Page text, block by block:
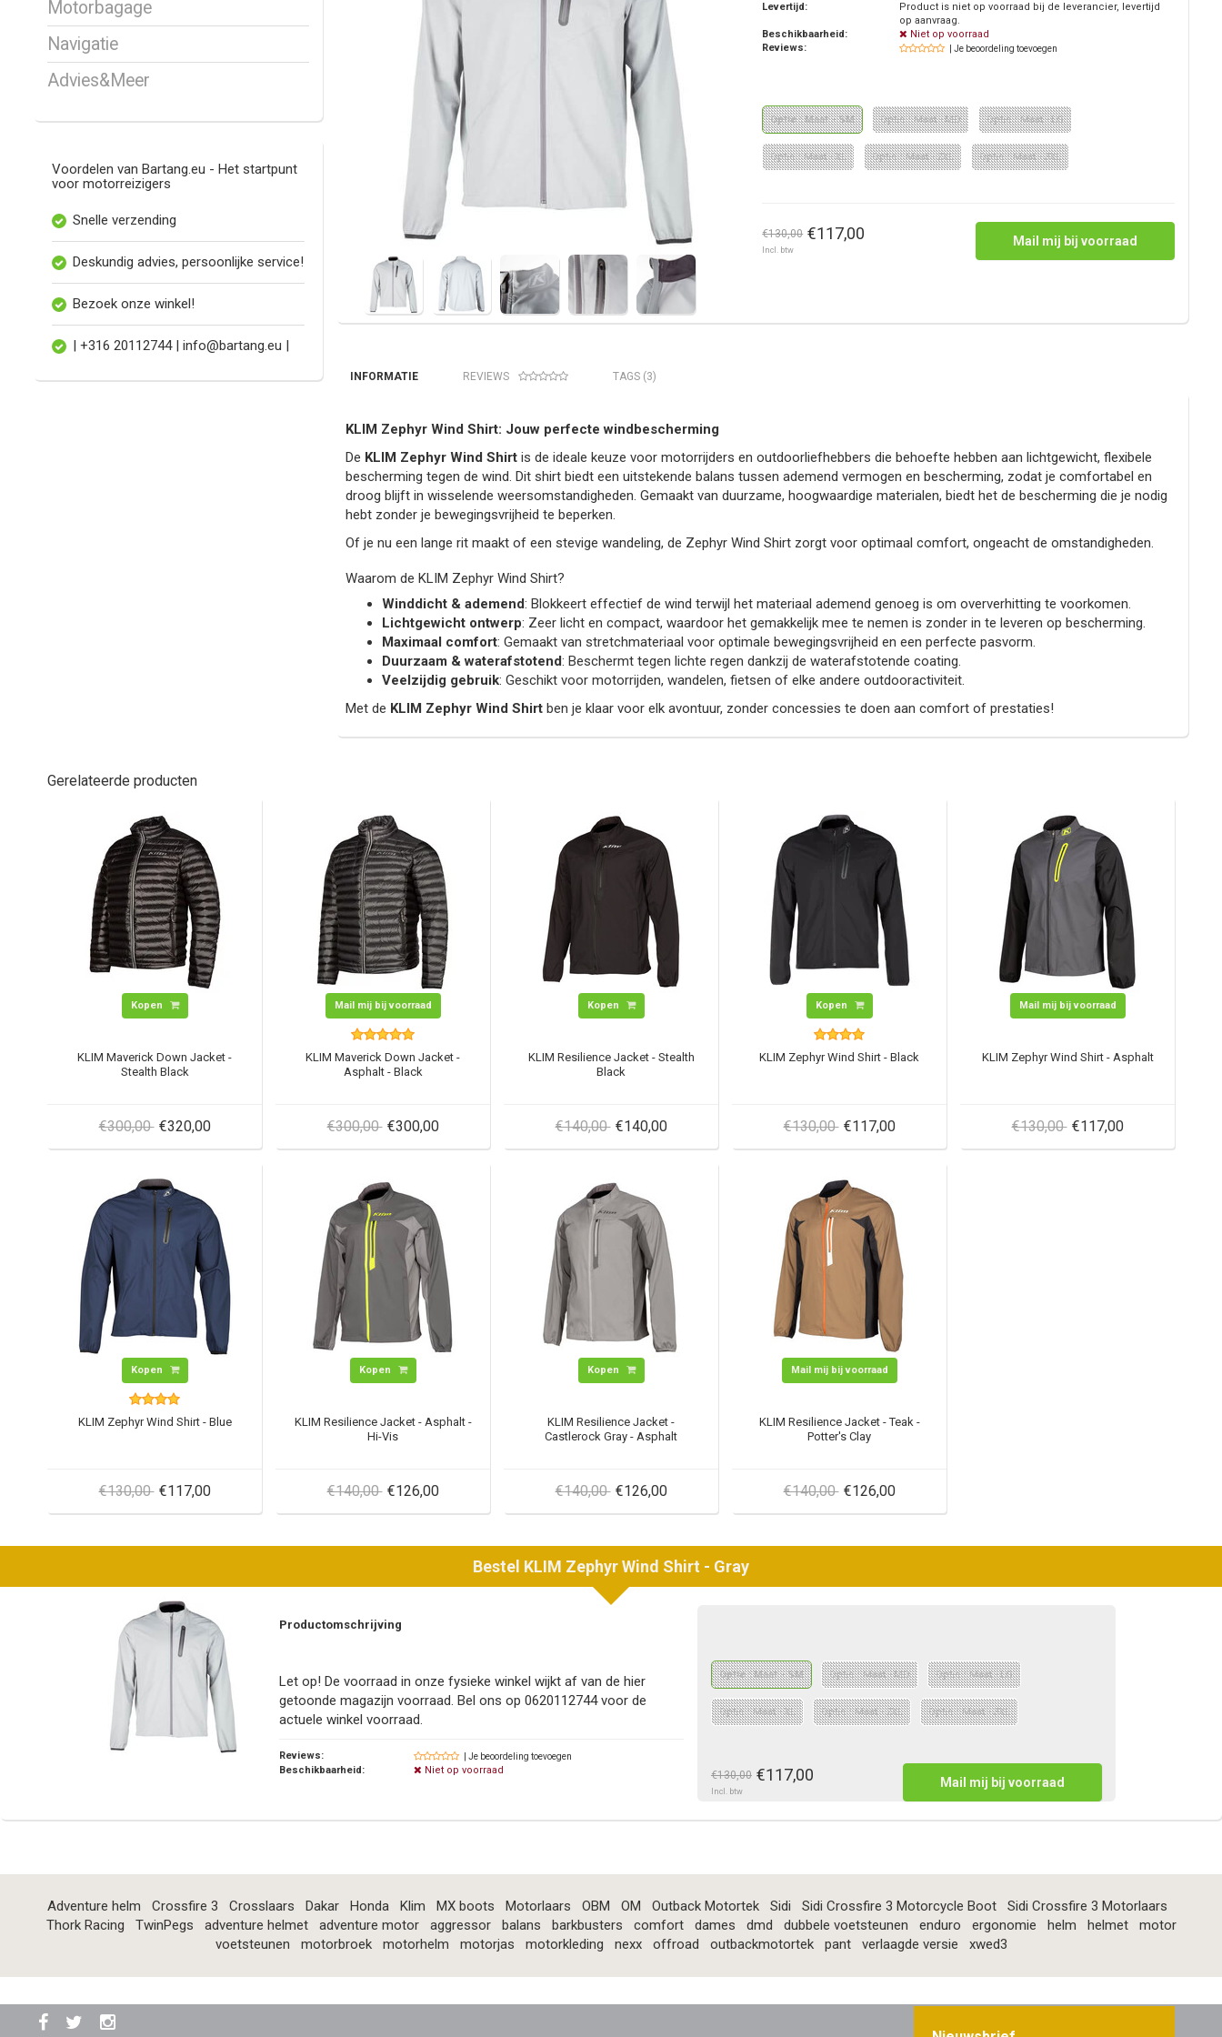
Motorbagage
Navigatie
Advies&Meer
Voordelen van Bartang.eu - Het startpunt
voor motorreizigers
Snelle verzending
Deskundig advies, persoonlijke service!
Bezoek onze winkel!
| +316 20112744 | info@bartang.eu |
Levertijd:
Product is niet op voorraad bij de leverancier, levertijd
op aanvraag.
Beschikbaarheid:
Niet op voorraad
Reviews:
| Je beoordeling toevoegen
Optie : Maat - SM Optie : Maat - MD Optie : Maat - LG
Optie : Maat - XL Optie : Maat - 2XL Optie : Maat - 3XL
€130,00 €117,00
Incl. btw
Mail mij bij voorraad
INFORMATIE REVIEWS TAGS (3)
KLIM Zephyr Wind Shirt: Jouw perfecte windbescherming
De KLIM Zephyr Wind Shirtis de ideale keuze voor motorrijders en outdoorliefhebbers die behoefte hebben aan lichtgewicht, flexibele
bescherming tegen de wind. Dit shirt biedt een uitstekende balans tussen ademend vermogen en bescherming, zodat je comfortabel en
droog blijft in wisselende weersomstandigheden. Gemaakt van duurzame, hoogwaardige materialen, biedt het de bescherming die je nodig
hebt zonder je bewegingsvrijheid te beperken.
Of je nu een lange rit maakt of een stevige wandeling, de Zephyr Wind Shirt zorgt voor optimaal comfort, ongeacht de omstandigheden.
Waarom de KLIM Zephyr Wind Shirt?
Winddicht & ademend: Blokkeert effectief de wind terwijl het materiaal ademend genoeg is om oververhitting te voorkomen.
Lichtgewicht ontwerp: Zeer licht en compact, waardoor het gemakkelijk mee te nemen is zonder in te leveren op bescherming.
Maximaal comfort: Gemaakt van stretchmateriaal voor optimale bewegingsvrijheid en een perfecte pasvorm.
Duurzaam & waterafstotend: Beschermt tegen lichte regen dankzij de waterafstotende coating.
Veelzijdig gebruik: Geschikt voor motorrijden, wandelen, fietsen of elke andere outdooractiviteit.
Met de KLIM Zephyr Wind Shirtben je klaar voor elk avontuur, zonder concessies te doen aan comfort of prestaties!
Gerelateerde producten
Kopen
KLIM Maverick Down Jacket -
Stealth Black
€300,00 €320,00
Mail mij bij voorraad
KLIM Maverick Down Jacket -
Asphalt - Black
€300,00 €300,00
Kopen
KLIM Resilience Jacket - Stealth
Black
€140,00 €140,00
Kopen
KLIM Zephyr Wind Shirt - Black
€130,00 €117,00
Mail mij bij voorraad
KLIM Zephyr Wind Shirt - Asphalt
€130,00 €117,00
Kopen
KLIM Zephyr Wind Shirt - Blue
€130,00 €117,00
Kopen
KLIM Resilience Jacket - Asphalt -
Hi-Vis
€140,00 €126,00
Kopen
KLIM Resilience Jacket -
Castlerock Gray - Asphalt
€140,00 €126,00
Mail mij bij voorraad
KLIM Resilience Jacket - Teak -
Potter's Clay
€140,00 €126,00
Bestel KLIM Zephyr Wind Shirt - Gray
Productomschrijving
Let op! De voorraad in onze fysieke winkel wijkt af van de hier
getoonde magazijn voorraad. Bel ons op 0620112744 voor de
actuele winkel voorraad.
Reviews: | Je beoordeling toevoegen
Beschikbaarheid: Niet op voorraad
Optie : Maat - SM Optie : Maat - MD Optie : Maat - LG
Optie : Maat - XL Optie : Maat - 2XL Optie : Maat - 3XL
€130,00 €117,00
Incl. btw
Mail mij bij voorraad
Adventure helm Crossfire 3 Crosslaars Dakar Honda Klim MX boots Motorlaars OBM OM Outback Motortek Sidi Sidi Crossfire 3 Motorcycle Boot
Sidi Crossfire 3 Motorlaars
Thork Racing
TwinPegs adventure helmet adventure motor aggressor balans barkbusters comfort dames dmd dubbele voetsteunen enduro ergonomie helm helmet
motor
voetsteunen
motorbroek motorhelm motorjas motorkleding nexx offroad outbackmotortek pant verlaagde versie xwed3